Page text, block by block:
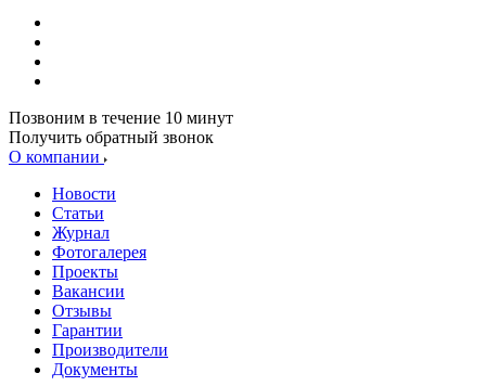
Позвоним в течение 10 минут
Получить обратный звонок
О компании
Новости
Статьи
Журнал
Фотогалерея
Проекты
Вакансии
Отзывы
Гарантии
Производители
Документы